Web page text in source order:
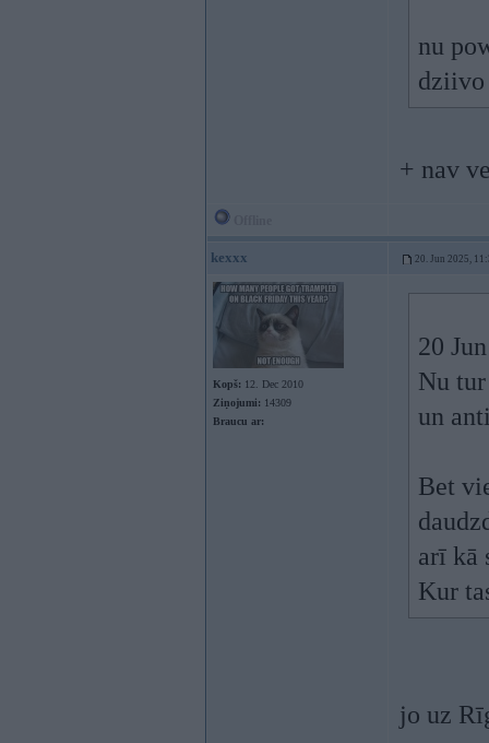
nu
dziivo
+ nav
kexxx 20. Jun 2025,
Kopš: 12. Dec 2010
Ziņojumi: 14309
Braucu ar:
20
Nu
un
Bet
arī kā
Kur
jo uz